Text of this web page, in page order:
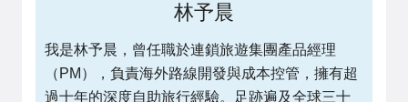
林予晨
我是林予晨，曾任職於連鎖旅遊集團產品經理
（PM），負責海外路線開發與成本控管，擁有超
過十年的深度自助旅行經驗。足跡遍及全球三十